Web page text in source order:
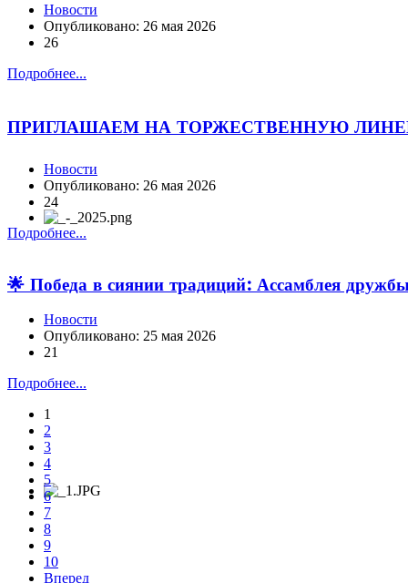
Новости
Опубликовано: 26 мая 2026
26
Подробнее...
ПРИГЛАШАЕМ НА ТОРЖЕСТВЕННУЮ
Новости
Опубликовано: 26 мая 2026
24
Подробнее...
🌟 Победа в сиянии традиций: Ассамблея
Новости
Опубликовано: 25 мая 2026
21
Подробнее...
1
2
3
4
5
6
7
8
9
10
Вперед